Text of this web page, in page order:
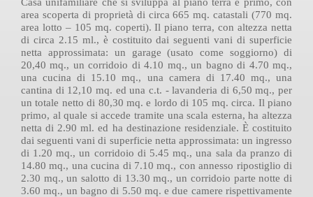
area scoperta di proprietà di circa 665 mq. catastali (770 mq.
area lotto – 105 mq. coperti). Il piano terra, con altezza netta
di circa 2.15 ml., è costituito dai seguenti vani di superficie
netta approssimata: un garage (usato come soggiorno) di
20,40 mq., un corridoio di 4.10 mq., un bagno di 4.70 mq.,
una cucina di 15.10 mq., una camera di 17.40 mq., una
cantina di 12,10 mq. ed una c.t. - lavanderia di 6,50 mq., per
un totale netto di 80,30 mq. e lordo di 105 mq. circa. Il piano
primo, al quale si accede tramite una scala esterna, ha altezza
netta di 2.90 ml. ed ha destinazione residenziale. È costituito
dai seguenti vani di superficie netta approssimata: un ingresso
di 1.20 mq., un corridoio di 5.45 mq., una sala da pranzo di
14.80 mq., una cucina di 7.10 mq., con annesso ripostiglio di
2.30 mq., un salotto di 13.30 mq., un corridoio parte notte di
3.60 mq., un bagno di 5.50 mq. e due camere rispettivamente